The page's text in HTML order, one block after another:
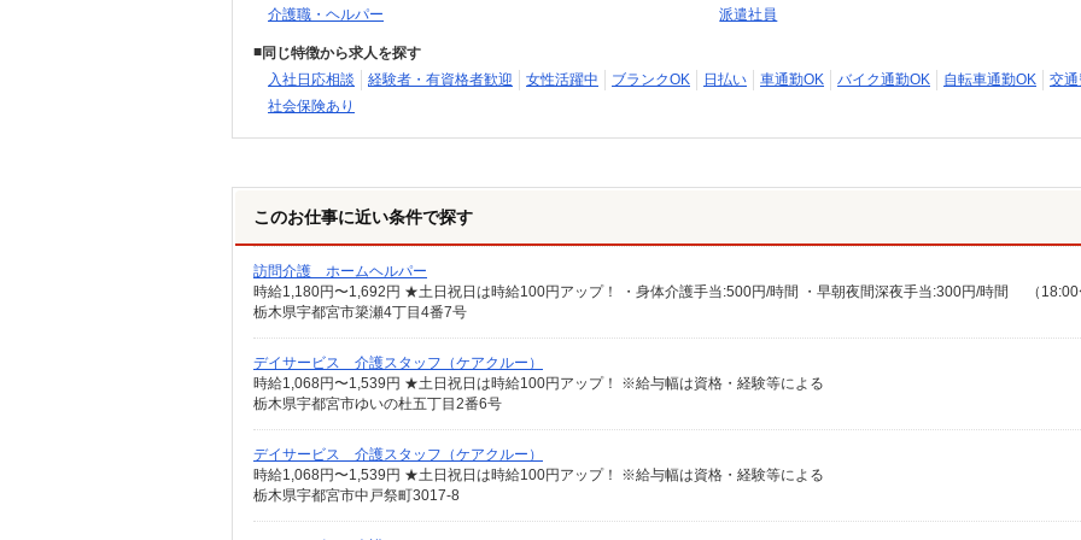
介護職・ヘルパー
派遣社員
同じ特徴から求人を探す
入社日応相談
経験者・有資格者歓迎 女性活躍中 ブランクOK 日払い 車通勤OK バイク通勤OK 自転車通勤OK
交
社会保険あり
このお仕事に近い条件で探す
訪問介護 ホームヘルパー
栃木県宇都宮市簗瀬4丁目4番7号
デイサービス 介護スタッフ（ケアクルー）
時給1,068円〜1,539円 ★土日祝日は時給100円アップ！ ※給与幅は資格・経験等による
栃木県宇都宮市ゆいの杜五丁目2番6号
デイサービス 介護スタッフ（ケアクルー）
時給1,068円〜1,539円 ★土日祝日は時給100円アップ！ ※給与幅は資格・経験等による
栃木県宇都宮市中戸祭町3017-8